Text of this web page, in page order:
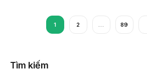
1 2 … 89
Tìm kiếm